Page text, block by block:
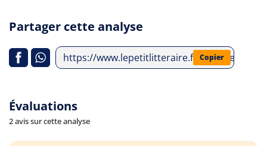
Partager cette analyse
https://www.lepetitlitteraire.fr/analyses-
Copier
Évaluations
2 avis sur cette analyse